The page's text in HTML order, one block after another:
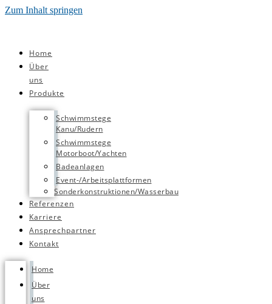
Zum Inhalt springen
Home
Über
uns
Produkte
Schwimmstege
Kanu/Rudern
Schwimmstege
Motorboot/Yachten
Badeanlagen
Event-/Arbeitsplattformen
Sonderkonstruktionen/Wasserbau
Referenzen
Karriere
Ansprechpartner
Kontakt
Home
Über
uns